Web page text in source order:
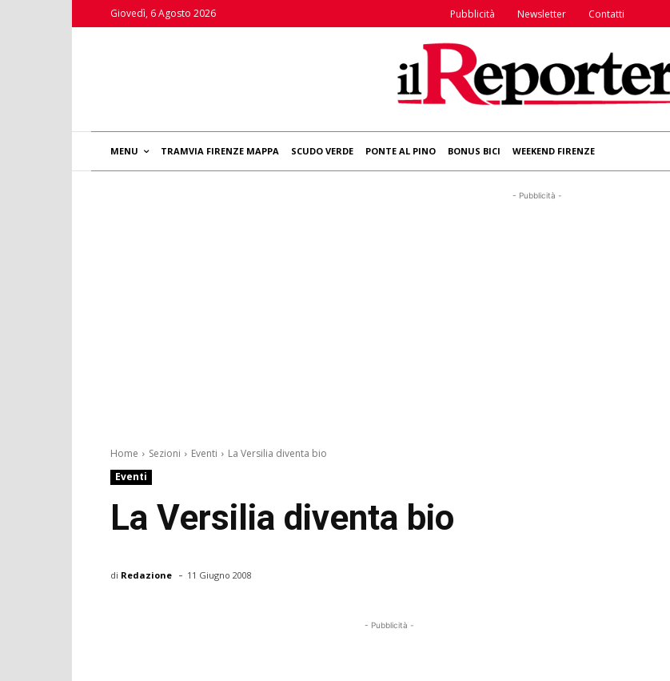
Giovedì, 6 Agosto 2026 Pubblicità Newsletter Contatti
MENU TRAMVIA FIRENZE MAPPA SCUDO VERDE PONTE AL PINO BONUS BICI WEEKEND FIRENZE
- Pubblicità -
Home Sezioni Eventi
La Versilia diventa bio
Eventi
La Versilia diventa bio
di Redazione - 11 Giugno 2008
- Pubblicità -